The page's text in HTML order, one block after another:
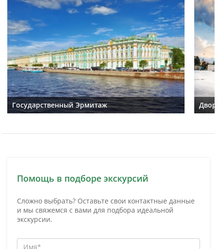
Государственный Эрмитаж
Помощь в подборе экскурсий
Сложно выбрать? Оставьте свои контактные данные
и мы свяжемся с вами для подбора идеальной
экскурсии.